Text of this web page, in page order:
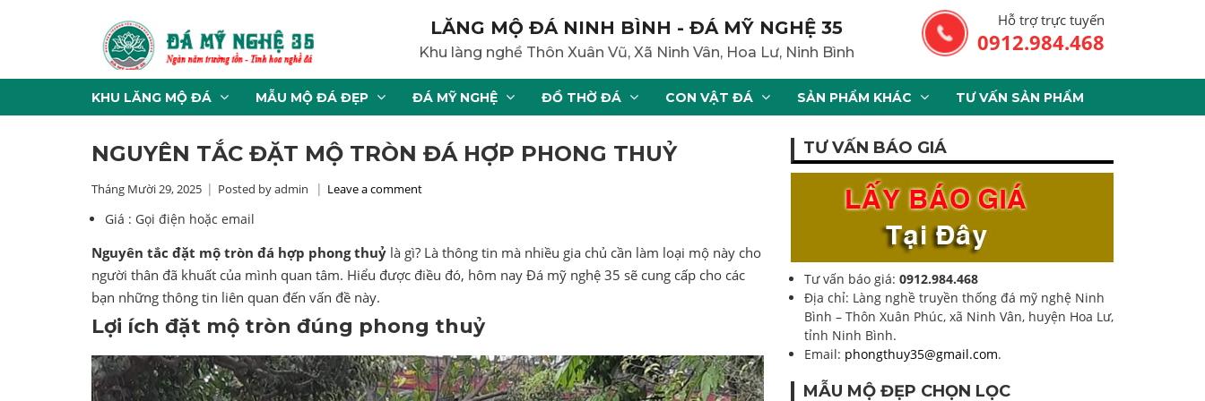
LĂNG MỘ ĐÁ NINH BÌNH - ĐÁ MỸ NGHỆ 35
Khu làng nghề Thôn Xuân Vũ, Xã Ninh Vân, Hoa Lư, Ninh Bình
Hỗ trợ trực tuyến
0912.984.468
KHU LĂNG MỘ ĐÁ MẪU MỘ ĐÁ ĐẸP ĐÁ MỸ NGHỆ ĐỒ THỜ ĐÁ CON VẬT ĐÁ SẢN PHẨM KHÁC TƯ VẤN SẢN PHẨM
NGUYÊN TẮC ĐẶT MỘ TRÒN ĐÁ HỢP PHONG THUỶ
Tháng Mười 29, 2025 Posted by admin Leave a comment
Giá : Gọi điện hoặc email
Nguyên tắc đặt mộ tròn đá hợp phong thuỷ là gì? Là thông tin mà nhiều gia chủ cần làm loại mộ này cho
người thân đã khuất của mình quan tâm. Hiểu được điều đó, hôm nay Đá mỹ nghệ 35 sẽ cung cấp cho các
bạn những thông tin liên quan đến vấn đề này.
Lợi ích đặt mộ tròn đúng phong thuỷ
TƯ VẤN BÁO GIÁ
Tư vấn báo giá: 0912.984.468
Địa chỉ: Làng nghề truyền thống đá mỹ nghệ Ninh
Bình – Thôn Xuân Phúc, xã Ninh Vân, huyện Hoa Lư,
tỉnh Ninh Bình.
Email: phongthuy35@gmail.com.
MẪU MỘ ĐẸP CHỌN LỌC